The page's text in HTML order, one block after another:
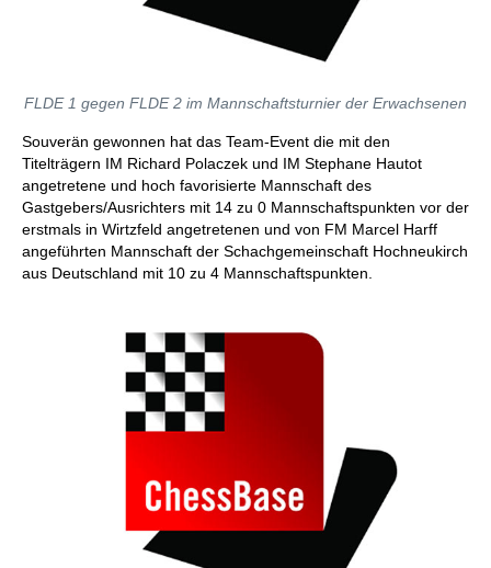
FLDE 1 gegen FLDE 2 im Mannschaftsturnier der Erwachsenen
Souverän gewonnen hat das Team-Event die mit den
Titelträgern IM Richard Polaczek und IM Stephane Hautot
angetretene und hoch favorisierte Mannschaft des
Gastgebers/Ausrichters mit 14 zu 0 Mannschaftspunkten vor der
erstmals in Wirtzfeld angetretenen und von FM Marcel Harff
angeführten Mannschaft der Schachgemeinschaft Hochneukirch
aus Deutschland mit 10 zu 4 Mannschaftspunkten.